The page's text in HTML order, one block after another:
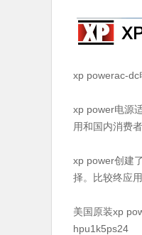
xp powerac-dc
xp power电源
用和国内消费
xp power创建
择。比较终应
美国原装xp
hpu1k5ps24